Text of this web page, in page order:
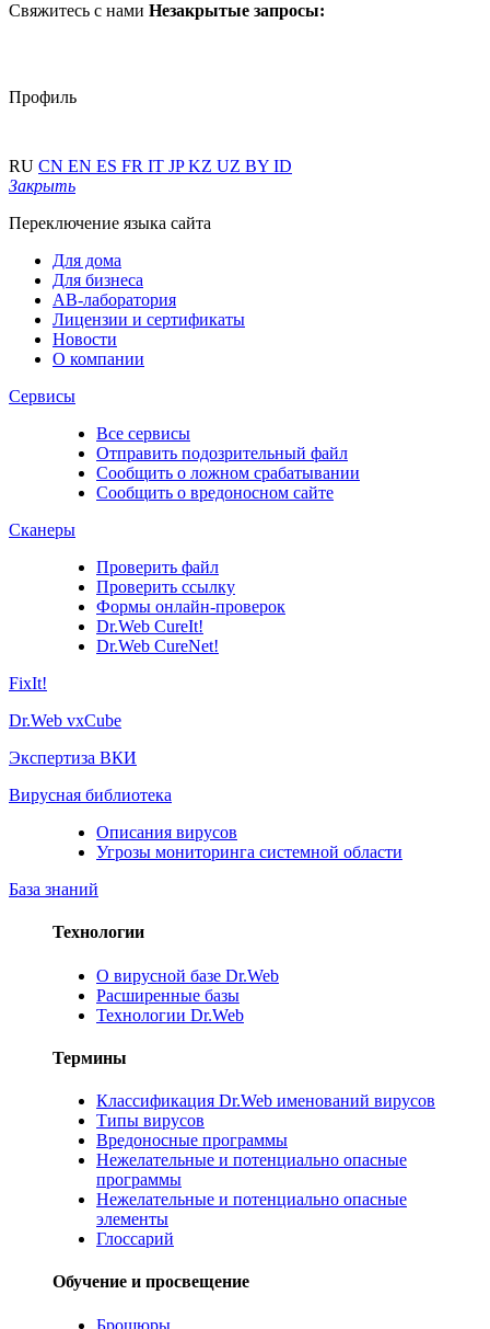
Свяжитесь с нами Незакрытые запросы:
Профиль
RU CN EN ES FR IT JPKZ UZ BY ID
Закрыть
Переключение языка сайта
Для дома
Для бизнеса
АВ-лаборатория
Лицензии и сертификаты
Новости
О компании
Сервисы
Все сервисы
Отправить подозрительный файл
Сообщить о ложном срабатывании
Сообщить о вредоносном сайте
Сканеры
Проверить файл
Проверить ссылку
Формы онлайн-проверок
Dr.Web CureIt!
Dr.Web CureNet!
FixIt!
Dr.Web vxCube
Экспертиза ВКИ
Вирусная библиотека
Описания вирусов
Угрозы мониторинга системной области
База знаний
Технологии
О вирусной базе Dr.Web
Расширенные базы
Технологии Dr.Web
Термины
Классификация Dr.Web именований вирусов
Типы вирусов
Вредоносные программы
Нежелательные и потенциально опасные
программы
Нежелательные и потенциально опасные
элементы
Глоссарий
Обучение и просвещение
Брошюры